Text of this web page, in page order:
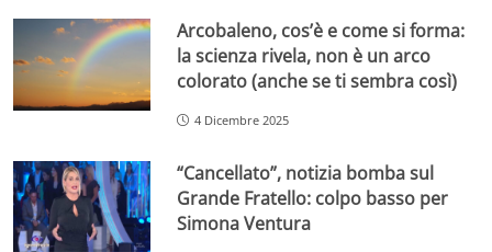
Arcobaleno, cos’è e come si forma:
la scienza rivela, non è un arco
colorato (anche se ti sembra così)
4 Dicembre 2025
“Cancellato”, notizia bomba sul
Grande Fratello: colpo basso per
Simona Ventura